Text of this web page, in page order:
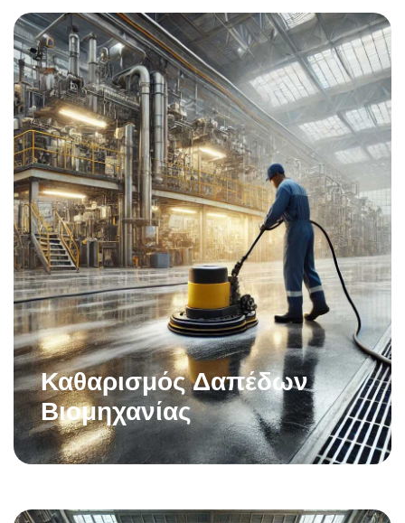
Καθαρισμός Δαπέδων
Βιομηχανίας